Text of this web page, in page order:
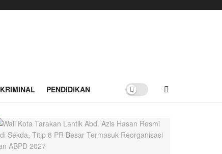
KRIMINAL PENDIDIKAN